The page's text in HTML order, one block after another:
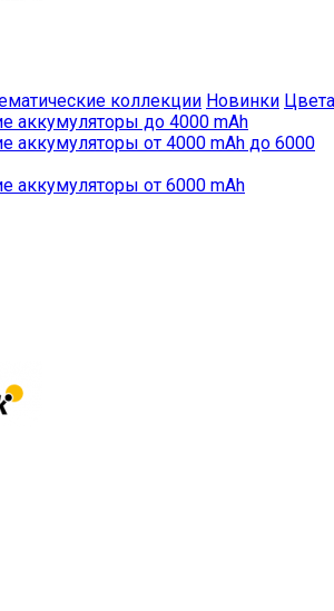
коллекции Новинки Цвета
аккумуляторы до 4000 mAh
аккумуляторы от 4000 mAh до 6000
аккумуляторы от 6000 mAh